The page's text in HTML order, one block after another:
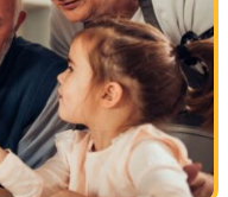
del Tempio